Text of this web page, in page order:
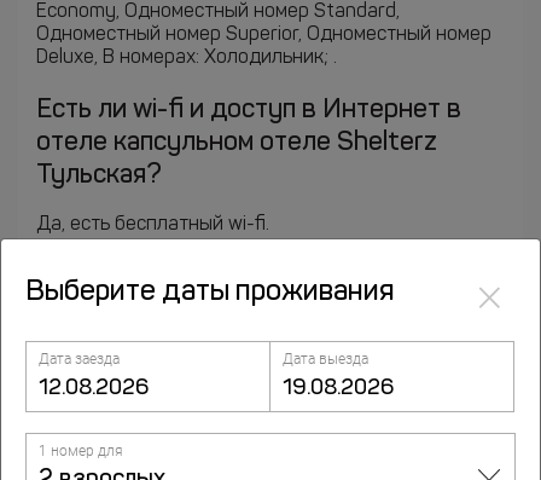
Economy, Одноместный номер Standard,
Одноместный номер Superior, Одноместный номер
Deluxe, В номерах: Холодильник; .
Есть ли wi-fi и доступ в Интернет в
отеле капсульном отеле Shelterz
Тульская?
Да, есть бесплатный wi-fi.
Какое расчетное время в отеле
капсульном отеле Shelterz Тульская
(заезд и выезд)?
Время заезда - после 14:00. А выехать из номера
нужно до 12:00. Если Вам необходим ранний заезд
или поздний выезд, укажите это при
бронировании. Отель рассмотрит такую
Выберите даты проживания ×
Дата заезда Дата выезда
1 номер для